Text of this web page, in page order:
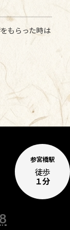
もらった時は
参宮橋駅
徒歩
１分